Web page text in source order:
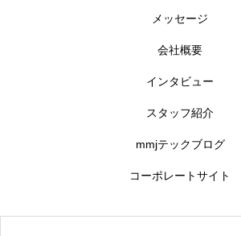
メッセージ
会社概要
インタビュー
スタッフ紹介
mmjテックブログ
コーポレートサイト